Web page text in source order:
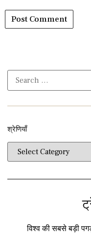
श्रेणियाँ​​
विश्व की सबसे बड़ी